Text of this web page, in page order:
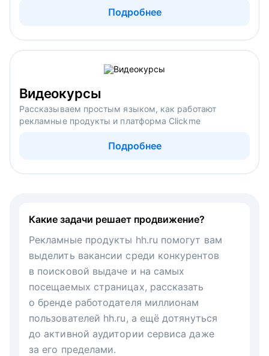
Подробнее
Видеокурсы
Рассказываем простым языком, как работают
рекламные продукты и платформа Clickme
Подробнее
Какие задачи решает продвижение?
Рекламные продукты hh.ru помогут вам
выделить вакансии среди конкурентов
в поисковой выдаче и на самых
посещаемых страницах, рассказать
о бренде работодателя миллионам
пользователей hh.ru, а ещё дотянуться
до активной аудитории сервиса даже
за его пределами.